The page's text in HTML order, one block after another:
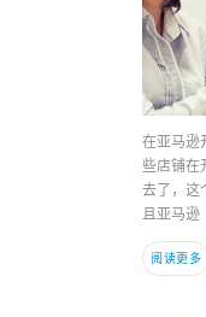
在亚马逊
些店铺在
去了，这
且亚马逊
阅读更多